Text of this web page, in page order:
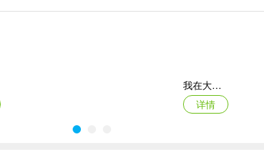
使战士拥有不凡的输出功效，连续多次攻击对手，残局翻
式特点，针对性使用特殊效果进行克制才能掌控战场
我在大清当皇帝折扣端
详情